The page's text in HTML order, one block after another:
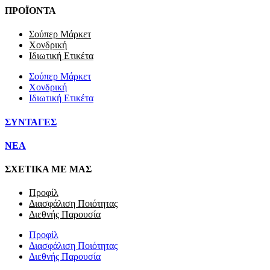
ΠΡΟΪΟΝΤΑ
Σούπερ Μάρκετ
Χονδρική
Ιδιωτική Ετικέτα
Σούπερ Μάρκετ
Χονδρική
Ιδιωτική Ετικέτα
ΣΥΝΤΑΓΕΣ
NEA
ΣΧΕΤΙΚΑ ΜΕ ΜΑΣ
Προφίλ
Διασφάλιση Ποιότητας
Διεθνής Παρουσία
Προφίλ
Διασφάλιση Ποιότητας
Διεθνής Παρουσία